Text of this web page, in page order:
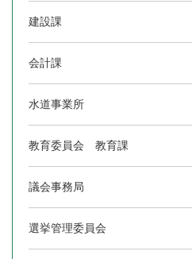
建設課
会計課
水道事業所
教育委員会 教育課
議会事務局
選挙管理委員会